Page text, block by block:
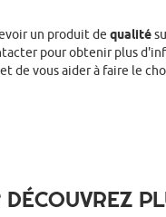
un produit de qualité
pour obtenir plus
de vous aider à faire le